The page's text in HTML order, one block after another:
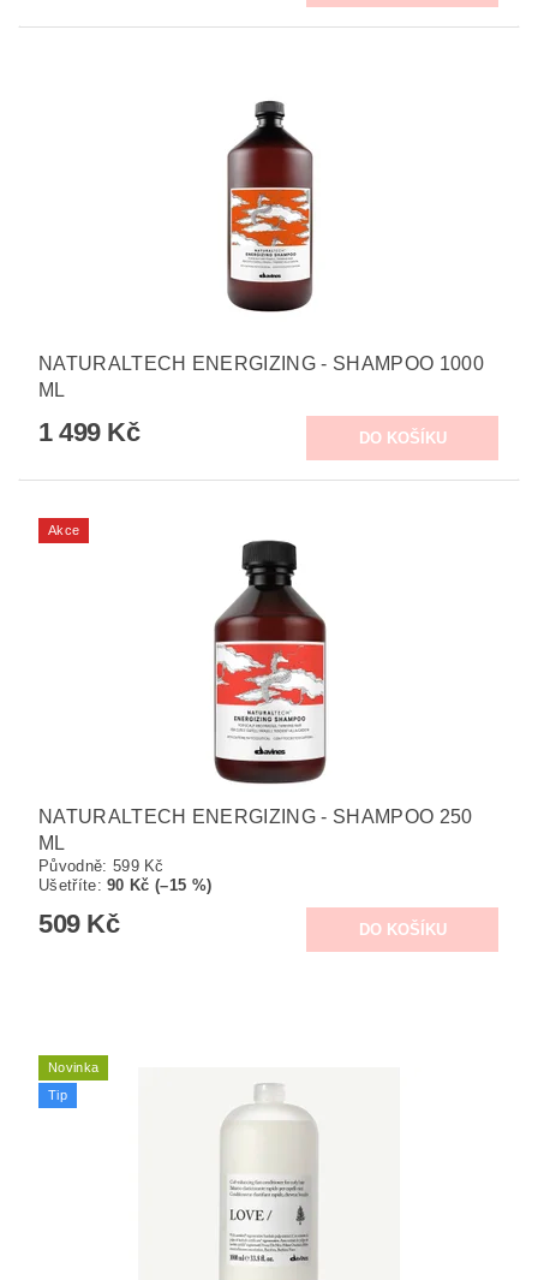
NATURALTECH ENERGIZING - SHAMPOO 1000
ML
1 499 Kč
Akce
NATURALTECH ENERGIZING - SHAMPOO 250
ML
Původně: 599 Kč
Ušetříte:90 Kč (–15 %)
509 Kč
Novinka
Tip